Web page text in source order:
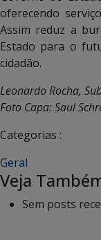
oferecendo
Assim reduz a
Estado para o
cidadão.
Leonardo Rocha,
Foto Capa: Saul
Categorias :
Geral
Veja
Sem posts